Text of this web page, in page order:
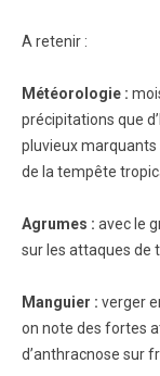
A retenir :
Météorologie :
précipitations que
pluvieux marquants
de la tempête
Agrumes : avec le
sur les attaques de
Manguier : verger
on note des fortes
d’anthracnose sur